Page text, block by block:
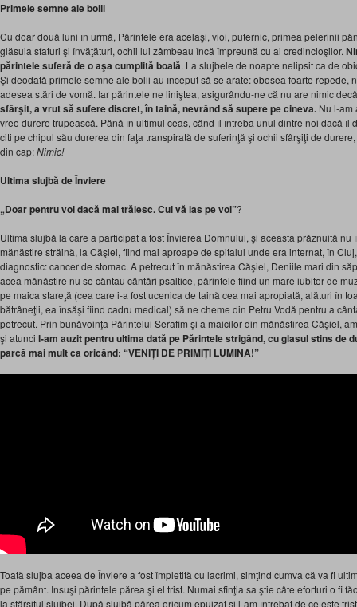
Primele semne ale bolii
Cu doar două luni în urmă, Părintele era acelaşi, vioi, puternic, primea pelerinii
glăsuia sfaturi şi învăţături, ochii lui zâmbeau încă împreună cu ai credincioşilor.
părintele suferă de o aşa cumplită boală. La slujbele de noapte nelipsit ca de
Şi deodată primele semne ale bolii au început să se arate: obosea foarte repede,
adesea stări de vomă. Iar părintele ne liniştea, asigurându-ne că nu are nimic
sfârşit, a vrutsă sufere discret, în taină, nevrând să supere pe cineva. Nu l-am
vreo durere trupească. Până în ultimul ceas, când îl întreba unul dintre noi dacă îl
citi pe chipul său durerea din faţa transpirată de suferinţă şi ochii sfârşiţi de
din cap:Nimic!
Ultima slujbă de Înviere
„Doar pentru voi dacă mai trăiesc. Cui vă las pe voi”?
Ultima slujbă la care a participat a fost Învierea Domnului, şi aceasta prăznuită nu
mănăstire străină, la Căşiel, fiind mai aproape de spitalul unde era internat, în
diagnostic: cancer de stomac. A petrecut în mănăstirea Căşiel, Deniile mari din
acea mănăstire nu se cântau cântări psaltice, părintele fiind un mare iubitor de
pe maica stareţă (cea care i-a fost ucenica de taină cea mai apropiată, alături în
bătrâneţii, ea însăşi fiind cadru medical) să ne cheme din Petru Vodă pentru a
petrecut. Prin bunăvoinţa Părintelui Serafim şi a maicilor din mănăstirea Căşiel,
şi atunci l-am auzit pentru ultima dată pe Părintele strigând, cu glasul stins de
parcă maimult ca oricând: “VENIȚI DE PRIMIȚI LUMINA!”
Toată slujba aceea de Înviere a fost împletită cu lacrimi, simţind cumva că va fi
pe pământ. Însuşi părintele părea şi el trist. Numai sfinţia sa ştie câte eforturi o fi
la sfârşitul slujbei. După slujbă părea oricum epuizat şi l-am întrebat de ce este